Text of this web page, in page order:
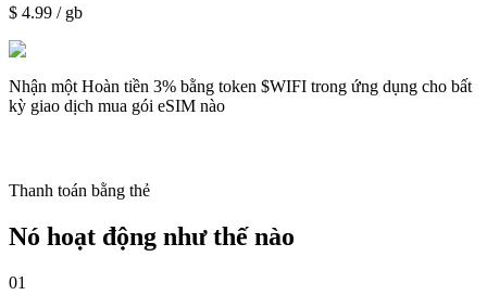
$ 4.99 / gb
Nhận một Hoàn tiền 3% bằng token $WIFI trong ứng dụng cho bất
kỳ giao dịch mua gói eSIM nào
Thanh toán bằng thẻ
Nó hoạt động như thế nào
01